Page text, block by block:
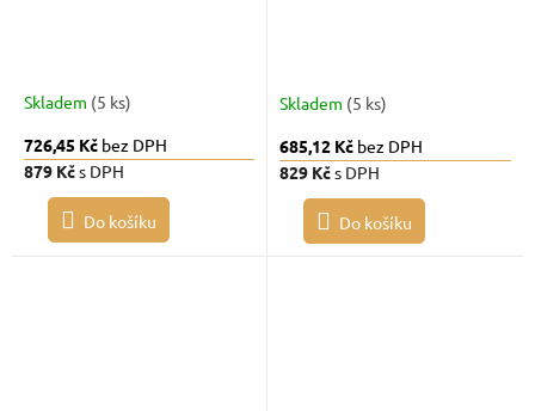
Skladem (5 ks)
726,45 Kč bez DPH
879 Kčs DPH
Do košíku
Skladem (5 ks)
685,12 Kč bez DPH
829 Kčs DPH
Do košíku